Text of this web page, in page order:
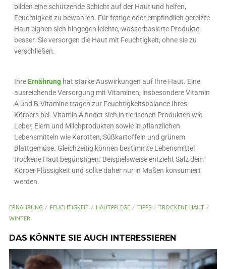
bilden eine schützende Schicht auf der Haut und helfen,
Feuchtigkeit zu bewahren. Für fettige oder empfindlich gereizte
Haut eignen sich hingegen leichte, wasserbasierte Produkte
besser. Sie versorgen die Haut mit Feuchtigkeit, ohne sie zu
verschließen.
Ihre Ernährung hat starke Auswirkungen auf Ihre Haut. Eine
ausreichende Versorgung mit Vitaminen, insbesondere Vitamin
A und B-Vitamine tragen zur Feuchtigkeitsbalance Ihres
Körpers bei. Vitamin A findet sich in tierischen Produkten wie
Leber, Eiern und Milchprodukten sowie in pflanzlichen
Lebensmitteln wie Karotten, Süßkartoffeln und grünem
Blattgemüse. Gleichzeitig können bestimmte Lebensmittel
trockene Haut begünstigen. Beispielsweise entzieht Salz dem
Körper Flüssigkeit und sollte daher nur in Maßen konsumiert
werden.
ERNÄHRUNG FEUCHTIGKEIT HAUTPFLEGE TIPPS
TROCKENE HAUT
WINTER
DAS KÖNNTE SIE AUCH INTERESSIEREN